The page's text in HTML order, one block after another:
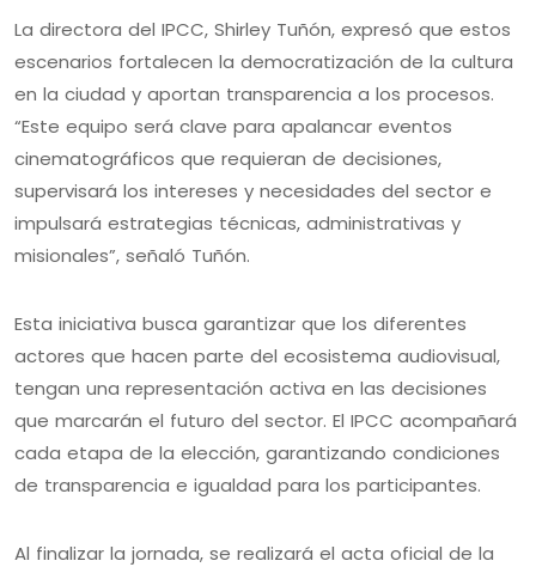
La directora del IPCC, Shirley Tuñón, expresó que estos
escenarios fortalecen la democratización de la cultura
en la ciudad y aportan transparencia a los procesos.
“Este equipo será clave para apalancar eventos
cinematográficos que requieran de decisiones,
supervisará los intereses y necesidades del sector e
impulsará estrategias técnicas, administrativas y
misionales”, señaló Tuñón.
Esta iniciativa busca garantizar que los diferentes
actores que hacen parte del ecosistema audiovisual,
tengan una representación activa en las decisiones
que marcarán el futuro del sector. El IPCC acompañará
cada etapa de la elección, garantizando condiciones
de transparencia e igualdad para los participantes.
Al finalizar la jornada, se realizará el acta oficial de la